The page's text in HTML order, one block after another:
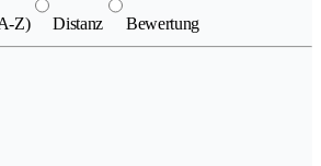
Z) Distanz Bewertung